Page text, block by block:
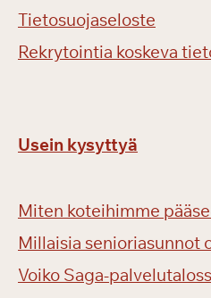
Tietosuojaseloste
Rekrytointia koskeva
Usein kysyttyä
Miten koteihimme
Millaisia senioriasunnot
Voiko Saga-